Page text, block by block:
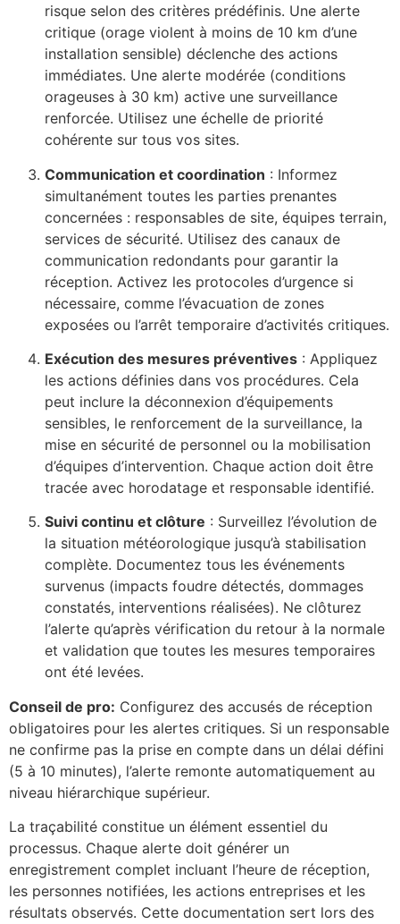
risque selon des critères prédéfinis. Une alerte
critique (orage violent à moins de 10 km d’une
installation sensible) déclenche des actions
immédiates. Une alerte modérée (conditions
orageuses à 30 km) active une surveillance
renforcée. Utilisez une échelle de priorité
cohérente sur tous vos sites.
Communication et coordination : Informez
simultanément toutes les parties prenantes
concernées : responsables de site, équipes terrain,
services de sécurité. Utilisez des canaux de
communication redondants pour garantir la
réception. Activez les protocoles d’urgence si
nécessaire, comme l’évacuation de zones
exposées ou l’arrêt temporaire d’activités critiques.
Exécution des mesures préventives : Appliquez
les actions définies dans vos procédures. Cela
peut inclure la déconnexion d’équipements
sensibles, le renforcement de la surveillance, la
mise en sécurité de personnel ou la mobilisation
d’équipes d’intervention. Chaque action doit être
tracée avec horodatage et responsable identifié.
Suivi continu et clôture : Surveillez l’évolution de
la situation météorologique jusqu’à stabilisation
complète. Documentez tous les événements
survenus (impacts foudre détectés, dommages
constatés, interventions réalisées). Ne clôturez
l’alerte qu’après vérification du retour à la normale
et validation que toutes les mesures temporaires
ont été levées.
Conseil de pro: Configurez des accusés de réception
obligatoires pour les alertes critiques. Si un responsable
ne confirme pas la prise en compte dans un délai défini
(5 à 10 minutes), l’alerte remonte automatiquement au
niveau hiérarchique supérieur.
La traçabilité constitue un élément essentiel du
processus. Chaque alerte doit générer un
enregistrement complet incluant l’heure de réception,
les personnes notifiées, les actions entreprises et les
résultats observés. Cette documentation sert lors des